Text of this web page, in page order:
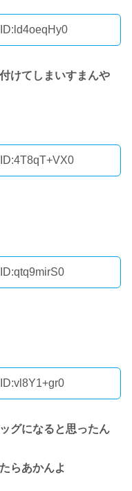
ID:ld4oeqHy0
けてしまいすまんや
ID:4T8qT+VX0
ID:qtq9mirS0
ID:vl8Y1+gr0
グになると思ったん
らあかんよ